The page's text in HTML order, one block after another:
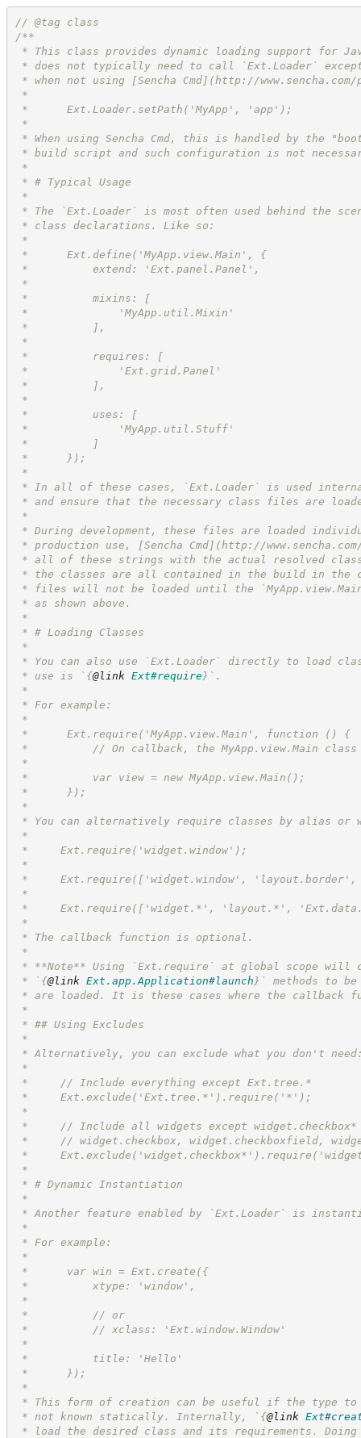
// @tag class
/**
* This class provides dynamic loading support for
* does not typically need to call `Ext.Loader`
* when not using [Sencha Cmd](http://www.sencha.com/
*
*      Ext.Loader.setPath('MyApp', 'app');
*
* When using Sencha Cmd, this is handled by the
* build script and such configuration is not
*
* # Typical Usage
*
* The `Ext.Loader` is most often used behind the
* class declarations. Like so:
*
*      Ext.define('MyApp.view.Main', {
*          extend: 'Ext.panel.Panel',
*
*          mixins: [
*              'MyApp.util.Mixin'
*          ],
*
*          requires: [
*              'Ext.grid.Panel'
*          ],
*
*          uses: [
*              'MyApp.util.Stuff'
*          ]
*      });
*
* In all of these cases, `Ext.Loader` is used
* and ensure that the necessary class files are
*
* During development, these files are loaded
* production use, [Sencha Cmd](http://
* all of these strings with the actual resolved
* the classes are all contained in the build in the
* files will not be loaded until the
* as shown above.
*
* # Loading Classes
*
* You can also use `Ext.Loader` directly to load
* use is ` {@link Ext#require} `.
*
* For example:
*
*      Ext.require('MyApp.view.Main', function () {
*          // On callback, the MyApp.view.Main class
*
*          var view = new MyApp.view.Main();
*      });
*
* You can alternatively require classes by alias or
*
*     Ext.require('widget.window');
*
*     Ext.require(['widget.window',
*
*     Ext.require(['widget.*', 'layout.*',
*
* The callback function is optional.
*
* **Note** Using `Ext.require` at global scope will
* ` {@link Ext.app.Application#launch } ` methods to
* are loaded. It is these cases where the callback
*
* ## Using Excludes
*
* Alternatively, you can exclude what you don't
*
*     // Include everything except Ext.tree.*
*     Ext.exclude('Ext.tree.*').require('*');
*
*     // Include all widgets except
*     // widget.checkbox, widget.checkboxfield,
*
*
* # Dynamic Instantiation
*
* Another feature enabled by `Ext.Loader` is
*
* For example:
*
*      var win = Ext.create({
*          xtype: 'window',
*
*          // or
*          // xclass: 'Ext.window.Window'
*
*          title: 'Hello'
*      });
*
* This form of creation can be useful if the type
* not known statically. Internally, ` {@link
* load the desired class and its requirements.